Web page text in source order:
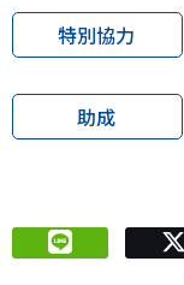
特別協力
助成